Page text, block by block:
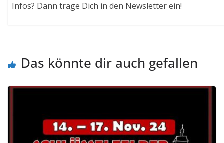
Infos? Dann trage Dich in den Newsletter ein!
Das könnte dir auch gefallen